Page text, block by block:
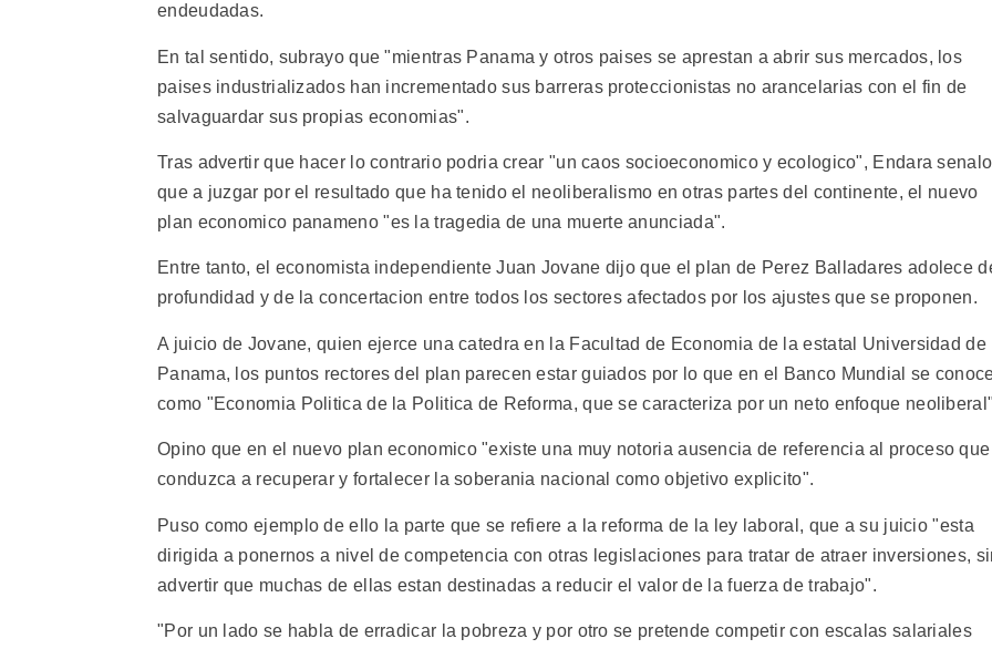
endeudadas.
En tal sentido, subrayo que "mientras Panama y otros paises se aprestan a abrir sus mercados, los
paises industrializados han incrementado sus barreras proteccionistas no arancelarias con el fin de
salvaguardar sus propias economias".
Tras advertir que hacer lo contrario podria crear "un caos socioeconomico y ecologico", Endara senalo
que a juzgar por el resultado que ha tenido el neoliberalismo en otras partes del continente, el nuevo
plan economico panameno "es la tragedia de una muerte anunciada".
Entre tanto, el economista independiente Juan Jovane dijo que el plan de Perez Balladares adolece
profundidad y de la concertacion entre todos los sectores afectados por los ajustes que se proponen.
A juicio de Jovane, quien ejerce una catedra en la Facultad de Economia de la estatal Universidad de
Panama, los puntos rectores del plan parecen estar guiados por lo que en el Banco Mundial se
como "Economia Politica de la Politica de Reforma, que se caracteriza por un neto enfoque
Opino que en el nuevo plan economico "existe una muy notoria ausencia de referencia al proceso que
conduzca a recuperar y fortalecer la soberania nacional como objetivo explicito".
Puso como ejemplo de ello la parte que se refiere a la reforma de la ley laboral, que a su juicio "esta
dirigida a ponernos a nivel de competencia con otras legislaciones para tratar de atraer inversiones,
advertir que muchas de ellas estan destinadas a reducir el valor de la fuerza de trabajo".
"Por un lado se habla de erradicar la pobreza y por otro se pretende competir con escalas salariales